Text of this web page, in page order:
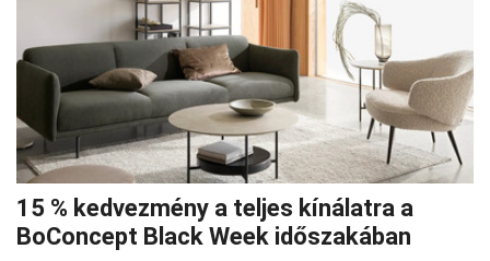
15 % kedvezmény a teljes kínálatra a
BoConcept Black Week időszakában